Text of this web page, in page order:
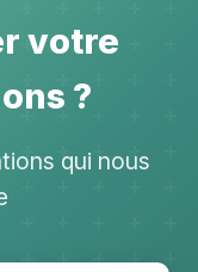
votre
?
qui nous